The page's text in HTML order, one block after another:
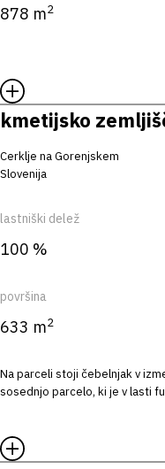
878 m2
kmetijsko
Cerklje na Gorenjskem
Slovenija
lastniški delež
100 %
površina
633 m2
Na parceli stoji čebelnjak v
sosednjo parcelo, ki je v lasti